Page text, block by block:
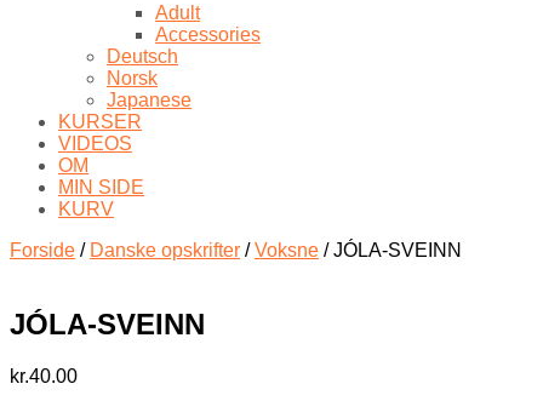
Adult
Accessories
Deutsch
Norsk
Japanese
KURSER
VIDEOS
OM
MIN SIDE
KURV
Forside / Danske opskrifter /Voksne / JÓLA-SVEINN
JÓLA-SVEINN
kr.40.00